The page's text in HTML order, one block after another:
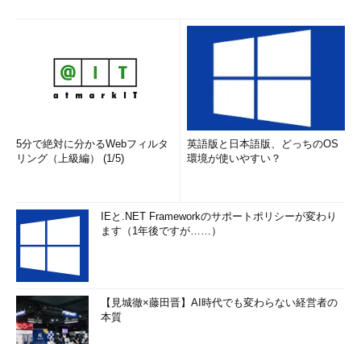
5分で絶対に分かるWebフィルタ
リング（上級編） (1/5)
英語版と日本語版、どっちのOS
環境が使いやすい？
IEと.NET Frameworkのサポートポリシーが変わり
ます（1年後ですが……）
【見城徹×藤田晋】AI時代でも変わらない経営者の
本質